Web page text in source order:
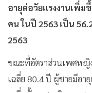
อายุต่อวัยแรงงานเพิ่ม
คน ในปี 2563 เป็น
2563
ขณะที่อัตราส่วนเพศหญิ
เฉลี่ย 80.4 ปี ผู้ชายมีอา